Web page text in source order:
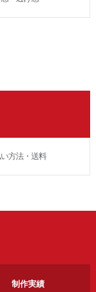
方法・送料
制作実績